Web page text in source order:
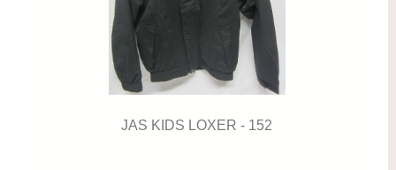
JAS KIDS LOXER - 152